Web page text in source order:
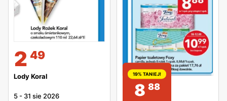
2 49
Lody Koral
5 - 31 sie 2026
19% TANIEJ!
8 88